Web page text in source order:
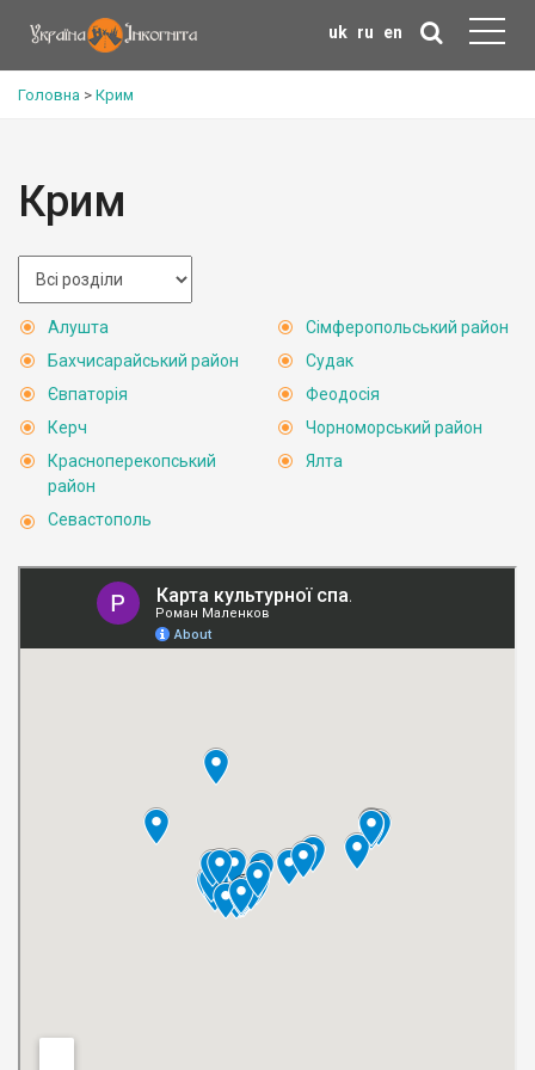
uk ru en
Головна > Крим
Крим
Алушта
Бахчисарайський район
Євпаторія
Керч
Красноперекопський
район
Севастополь
Сімферопольський район
Судак
Феодосія
Чорноморський район
Ялта